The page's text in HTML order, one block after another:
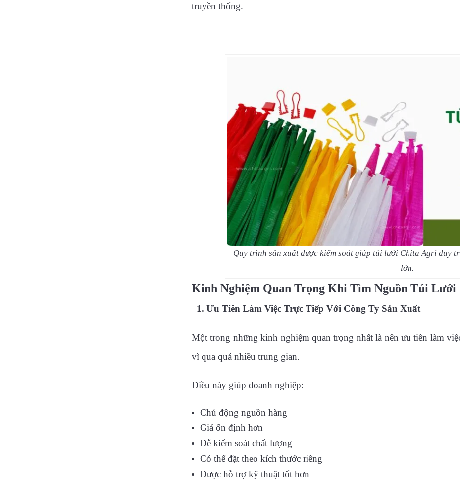
truyền thống.
Quy trình sản xuất được kiểm soát giúp túi lưới Chita Agri duy
lớn.
Kinh Nghiệm Quan Trọng Khi Tìm Nguồn Túi Lưới
1. Ưu Tiên Làm Việc Trực Tiếp Với Công Ty Sản Xuất
Một trong những kinh nghiệm quan trọng nhất là nên ưu tiên làm
vì qua quá nhiều trung gian.
Điều này giúp doanh nghiệp:
Chủ động nguồn hàng
Giá ổn định hơn
Dễ kiểm soát chất lượng
Có thể đặt theo kích thước riêng
Được hỗ trợ kỹ thuật tốt hơn